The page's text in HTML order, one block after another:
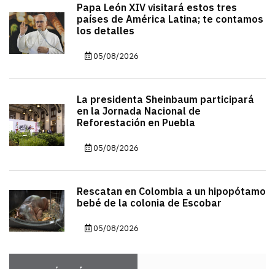
Papa León XIV visitará estos tres
países de América Latina; te contamos
los detalles
05/08/2026
La presidenta Sheinbaum participará
en la Jornada Nacional de
Reforestación en Puebla
05/08/2026
Rescatan en Colombia a un hipopótamo
bebé de la colonia de Escobar
05/08/2026